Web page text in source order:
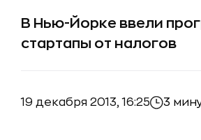
В Нью-Йорке ввели
стартапы от налогов
19 декабря 2013, 16:25 3